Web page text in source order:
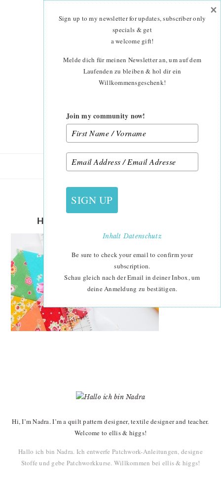
HEXAGON-PINCUSHION-17
Hi, I’m Nadra. I’m a quilt pattern designer, textile designer and teacher.
Welcome to ellis & higgs!
Hallo ich bin Nadra. Ich entwerfe Patchwork-Anleitungen, designe
Stoffe und gebe Patchworkkurse. Willkommen bei ellis & higgs!
Sign up to my newsletter for updates, subscriber only
specials & get
a welcome gift!
Melde dich für meinen Newsletter an, um auf dem
Laufenden zu bleiben & hol dir ein
Willkommensgeschenk!
Join my community now!
SIGN UP
InhaltDatenschutz
Be sure to check your email to confirm your
subscription.
Schau gleich nach der Email in deiner Inbox, um
deine Anmeldung zu bestätigen.
×